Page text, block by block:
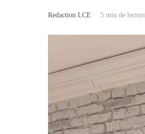
Redaction LCE 5 min de